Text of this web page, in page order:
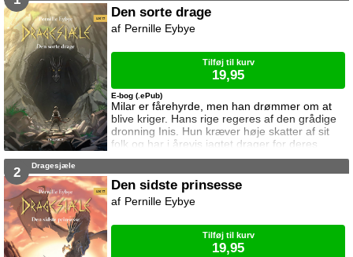
har hugget mere end blot en stjerne. Det lader
til at selve Humstrups jul står på spil ...
Den sorte drage
Milar er fårehyrde, men han drømmer om at
blive kriger. Hans rige regeres af den grådige
dronning Inis. Hun kræver høje skatter af sit
folk og har i årevis jagtet drager for deres
sjæle. Da herre Grogan kommer til Milars
Milars liv sig.
E-bog (.ePub)
Pernille Eybye
Tilføj til kurv
19,95
2 Dragesjæle
Den sidste prinsesse
Pernille Eybye
Tilføj til kurv
19,95